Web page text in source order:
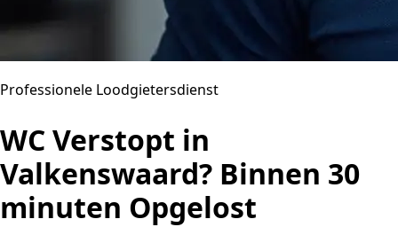
Professionele Loodgietersdienst
WC Verstopt in
Valkenswaard? Binnen 30
minuten Opgelost